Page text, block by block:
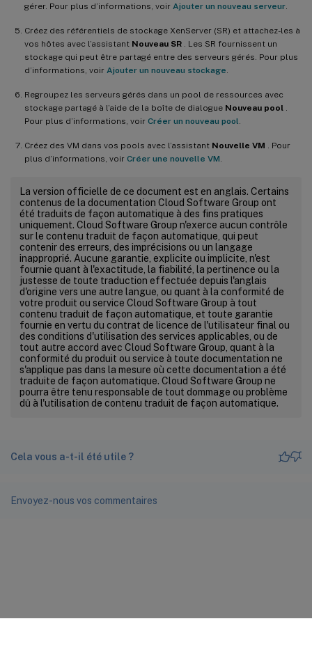
gérer. Pour plus d’informations, voir Ajouter un nouveau serveur
Créez des référentiels de stockage XenServer (SR) et attachez-les à
vos hôtes avec l’assistant Nouveau SR . Les SR fournissent un
stockage qui peut être partagé entre des serveurs gérés. Pour plus
d’informations, voir Ajouter un nouveau stockage
Regroupez les serveurs gérés dans un pool de ressources avec
stockage partagé à l’aide de la boîte de dialogue Nouveau pool
Pour plus d’informations, voir Créer un nouveau pool
Créez des VM dans vos pools avec l’assistant Nouvelle VM . Pour
plus d’informations, voir Créer une nouvelle VM
La version officielle de ce document est en anglais. Certains
contenus de la documentation Cloud Software Group ont
été traduits de façon automatique à des fins pratiques
uniquement. Cloud Software Group n'exerce aucun contrôle
sur le contenu traduit de façon automatique, qui peut
contenir des erreurs, des imprécisions ou un langage
inapproprié. Aucune garantie, explicite ou implicite, n'est
fournie quant à l'exactitude, la fiabilité, la pertinence ou la
justesse de toute traduction effectuée depuis l'anglais
d'origine vers une autre langue, ou quant à la conformité de
votre produit ou service Cloud Software Group à tout
contenu traduit de façon automatique, et toute garantie
fournie en vertu du contrat de licence de l'utilisateur final ou
des conditions d'utilisation des services applicables, ou de
tout autre accord avec Cloud Software Group, quant à la
conformité du produit ou service à toute documentation ne
s'applique pas dans la mesure où cette documentation a été
traduite de façon automatique. Cloud Software Group ne
pourra être tenu responsable de tout dommage ou problème
dû à l'utilisation de contenu traduit de façon automatique.
Cela vous a-t-il été utile ?
Envoyez-nous vos commentaires